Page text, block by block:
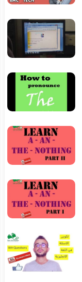
3:19
4:3
6:7